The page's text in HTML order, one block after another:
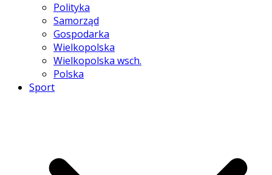
Polityka
Samorząd
Gospodarka
Wielkopolska
Wielkopolska wsch.
Polska
Sport